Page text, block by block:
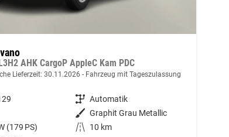
AHK CargoP AppleC Kam PDC
Lieferzeit: 30.11.2026 Fahrzeug mit Tageszulassung
Getriebe Automatik
Außenfarbe Graphit Grau Metallic
(179 PS) Kilometerstand
10 km